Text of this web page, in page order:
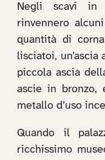
Negli scavi in
rinvennero
quantità di
lisciatoi,
piccola ascia
ascie in bronzo,
metallo d’uso
Quando il
ricchissimo